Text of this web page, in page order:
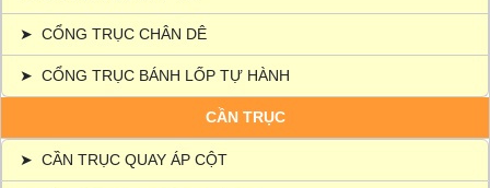
➤ CỔNG TRỤC CHÂN DÊ
➤ CỔNG TRỤC BÁNH LỐP TỰ HÀNH
CẦN TRỤC
➤ CẦN TRỤC QUAY ÁP CỘT